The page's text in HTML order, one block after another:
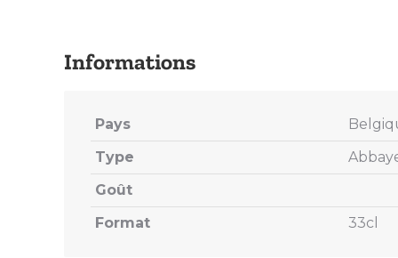
Pays
Type
Goût
Format
33cl